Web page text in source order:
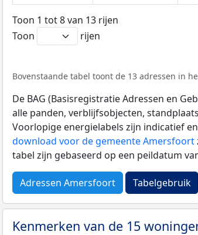
Toon 1 tot 8 van 13 rijen
Toon
rijen
Bovenstaande tabel toont de 13 adressen in
De BAG (Basisregistratie Adressen en
alle panden, verblijfsobjecten,
Voorlopige energielabels zijn indicatief
download voor de gemeente Amersfoort
tabel zijn gebaseerd op een peildatum
Adressen Amersfoort Tabelgebruik
Kenmerken van de 15